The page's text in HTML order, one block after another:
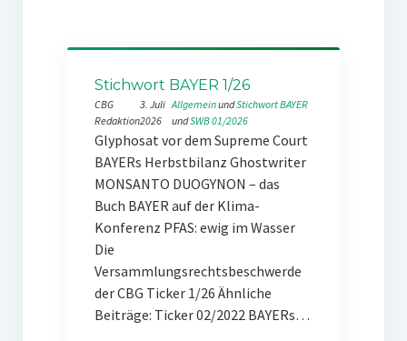
Stichwort BAYER 1/26
CBG
Redaktion
3. Juli
2026
Allgemein und Stichwort BAYER
und SWB 01/2026
Glyphosat vor dem Supreme Court
BAYERs Herbstbilanz Ghostwriter
MONSANTO DUOGYNON – das
Buch BAYER auf der Klima-
Konferenz PFAS: ewig im Wasser
Die
Versammlungsrechtsbeschwerde
der CBG Ticker 1/26 Ähnliche
Beiträge: Ticker 02/2022 BAYERs…